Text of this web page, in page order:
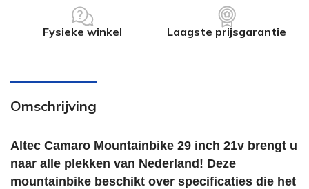
Fysieke winkel Laagste prijsgarantie
Omschrijving
Altec Camaro Mountainbike 29 inch 21v brengt u
naar alle plekken van Nederland! Deze
mountainbike beschikt over specificaties die het